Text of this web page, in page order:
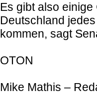
Es gibt also
Deutschland
kommen, sagt
OTON
Mike Mathis –